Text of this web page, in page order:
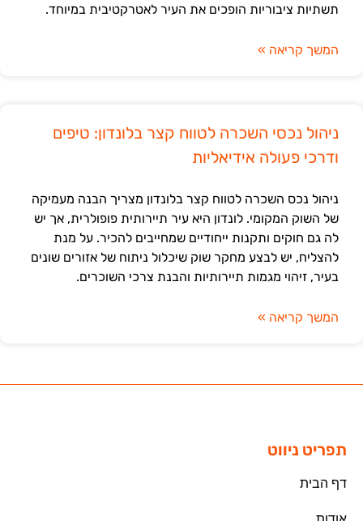
תשתיות ציבוריות הופכים את העיר לאטרקטיבית במיוחד.
המשך קריאה »
ניהול נכסי השכרה לטווח קצר בלונדון: טיפים
ודרכי פעולה אידיאליות
ניהול נכס השכרה לטווח קצר בלונדון מצריך הבנה מעמיקה
של השוק המקומי. לונדון היא עיר תיירותית פופולרית, אך יש
לה גם חוקים ותקנות ייחודיים שמחייבים להכיר. על מנת
להצליח, יש לבצע מחקר שוק שיכלול ניתוח של אזורים שונים
בעיר, זיהוי מגמות תיירותיות והבנת צרכי השוכרים.
המשך קריאה »
תפריט ניווט
דף הבית